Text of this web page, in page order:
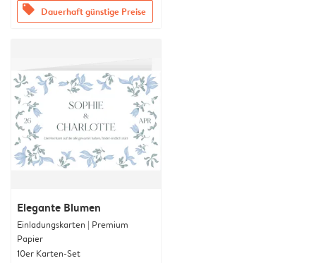
offers Dauerhaft günstige Preise
Elegante Blumen
Einladungskarten | Premium
Papier
10er Karten-Set